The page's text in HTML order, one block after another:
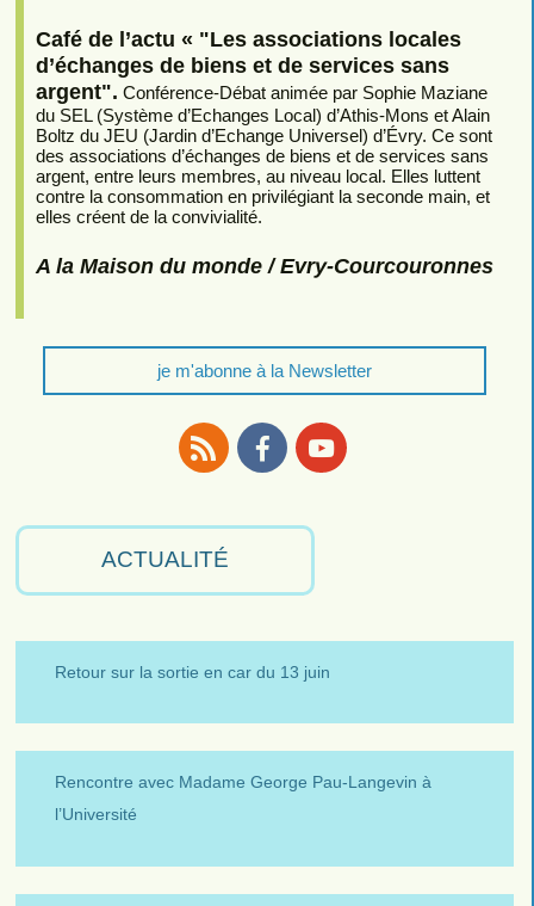
Café de l’actu « "Les associations locales
d’échanges de biens et de services sans
argent". Conférence-Débat animée par Sophie Maziane
du SEL (Système d’Echanges Local) d’Athis-Mons et Alain
Boltz du JEU (Jardin d’Echange Universel) d’Évry. Ce sont
des associations d’échanges de biens et de services sans
argent, entre leurs membres, au niveau local. Elles luttent
contre la consommation en privilégiant la seconde main, et
elles créent de la convivialité.
A la Maison du monde / Evry-Courcouronnes
je m'abonne à la Newsletter
ACTUALITÉ
Retour sur la sortie en car du 13 juin
Rencontre avec Madame George Pau-Langevin à
l’Université